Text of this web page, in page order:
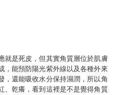
就是死皮，但其實角質層位於肌膚
，能預防陽光紫外線以及各種外來
，還能吸收水分保持濕潤，所以角
、乾癢，看到這裡是不是覺得角質